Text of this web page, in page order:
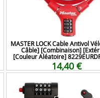
MASTER LOCK Cable Antivol
Câble] [Combinaison]
[Couleur Aléatoire]
14,40 €